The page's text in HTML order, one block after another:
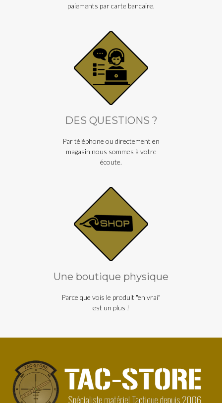
paiements par carte bancaire.
DES QUESTIONS ?
Par téléphone ou directement en
magasin nous sommes à votre
écoute.
Une boutique physique
Parce que vois le produit "en vrai"
est un plus !